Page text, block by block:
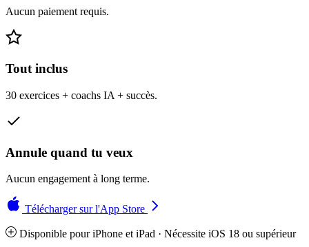
Aucun paiement requis.
Tout inclus
30 exercices + coachs IA + succès.
Annule quand tu veux
Aucun engagement à long terme.
Télécharger sur l'App Store
Disponible pour iPhone et iPad · Nécessite iOS 18 ou supérieur